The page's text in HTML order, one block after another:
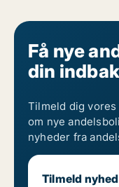
Andelsboliger til salg i
Andelsboliger til salg
Andelsboliger til salg
Andelsboliger til salg
Få nye
din
Tilmeld dig
om nye
nyheder fra
Tilmeld